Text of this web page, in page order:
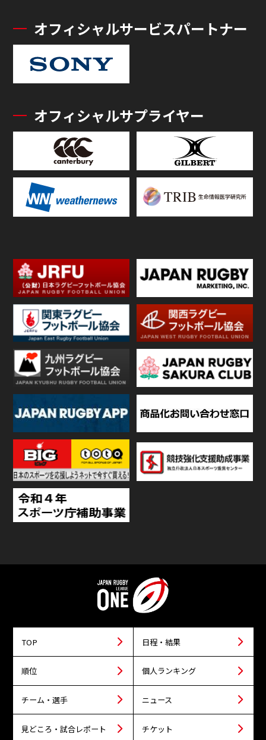
オフィシャルサービスパートナー
オフィシャルサプライヤー
TOP 日程・結果
順位 個人ランキング
チーム・選手 ニュース
見どころ・試合レポート チケット